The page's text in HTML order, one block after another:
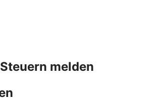
melden